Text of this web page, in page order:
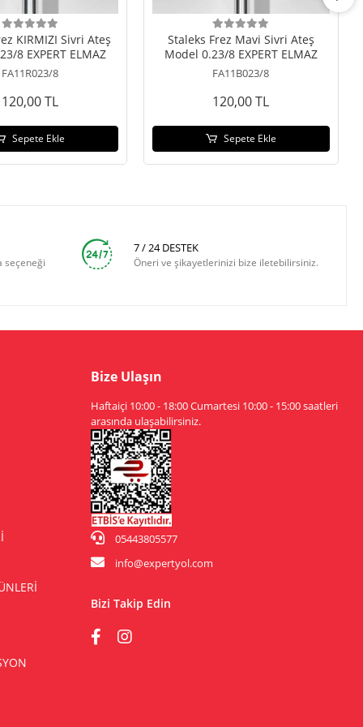
KIRMIZI Sivri Ateş
8 EXPERT ELMAZ
FA11R023/8
120,00 TL
Sepete Ekle
Staleks Frez Mavi Sivri Ateş
Model 0.23/8 EXPERT ELMAZ
FA11B023/8
120,00 TL
Sepete Ekle
seçeneği
7 / 24 DESTEK
Öneri ve şikayetlerinizi bize iletebilirsiniz.
Bize Ulaşın
Haftaiçi 10:00 - 18:00 Cumartesi 10:00 - 15:00 saatleri
arasında ulaşabilirsiniz.
05443805577
info@expertyol.com
Bizi Takip Edin